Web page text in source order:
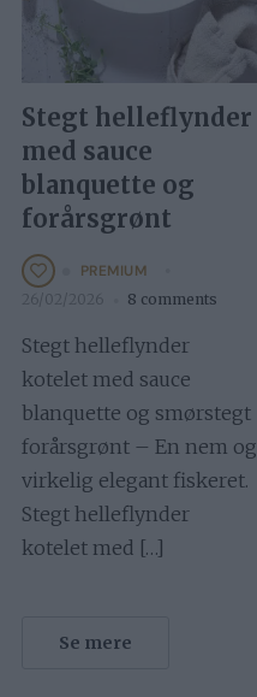
Stegt helleflynder
med sauce
blanquette og
forårsgrønt
PREMIUM
26/02/2026 8 comments
Stegt helleflynder
kotelet med sauce
blanquette og smørstegt
forårsgrønt – En nem og
virkelig elegant fiskeret.
Stegt helleflynder
kotelet med […]
Se mere